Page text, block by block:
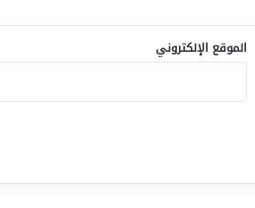
الموقع الإلكتروني